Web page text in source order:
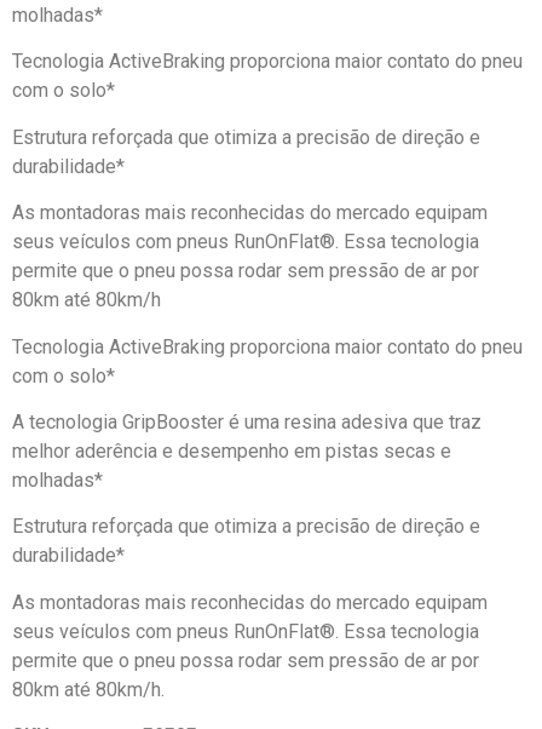
molhadas*
Tecnologia ActiveBraking proporciona maior contato do pneu
com o solo*
Estrutura reforçada que otimiza a precisão de direção e
durabilidade*
As montadoras mais reconhecidas do mercado equipam
seus veículos com pneus RunOnFlat®. Essa tecnologia
permite que o pneu possa rodar sem pressão de ar por
80km até 80km/h
Tecnologia ActiveBraking proporciona maior contato do pneu
com o solo*
A tecnologia GripBooster é uma resina adesiva que traz
melhor aderência e desempenho em pistas secas e
molhadas*
Estrutura reforçada que otimiza a precisão de direção e
durabilidade*
As montadoras mais reconhecidas do mercado equipam
seus veículos com pneus RunOnFlat®. Essa tecnologia
permite que o pneu possa rodar sem pressão de ar por
80km até 80km/h.